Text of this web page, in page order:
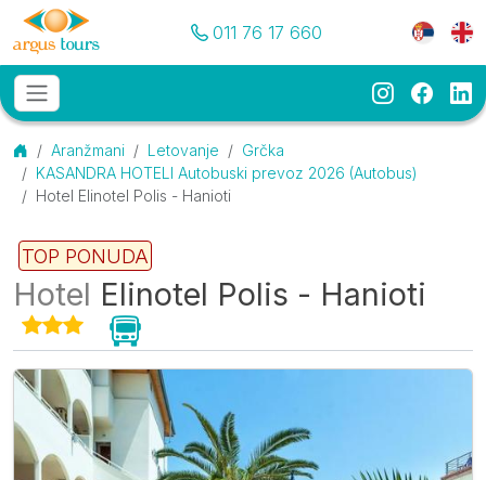
Pozovite nas
011 76 17 660 Meni
Osnovni meni
MENU
Instagram
Početna
Aranžmani Letovanje
Grčka
KASANDRA HOTELI Autobuski prevoz 2026 (Autobus)
Hotel Elinotel Polis - Hanioti
TOP PONUDA
Hotel Elinotel Polis - Hanioti
O smeštaju
Galerija